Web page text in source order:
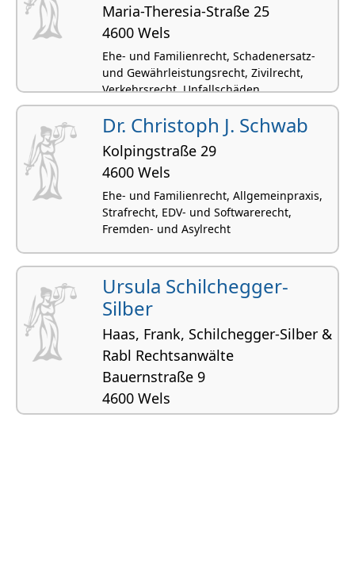
Maria-Theresia-Straße 25
4600 Wels
Ehe- und Familienrecht, Schadenersatz-
und Gewährleistungsrecht, Zivilrecht,
Verkehrsrecht, Unfallschäden
Dr. Christoph J. Schwab
Kolpingstraße 29
4600 Wels
Ehe- und Familienrecht, Allgemeinpraxis,
Strafrecht, EDV- und Softwarerecht,
Fremden- und Asylrecht
Ursula Schilchegger-
Silber
Haas, Frank, Schilchegger-Silber &
Rabl Rechtsanwälte
Bauernstraße 9
4600 Wels